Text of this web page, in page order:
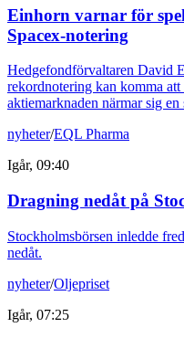
Einhorn varnar för
Spacex-notering
Hedgefondförvaltaren David
rekordnotering kan komma att
aktiemarknaden närmar sig
nyheter/EQL Pharma
Igår, 09:40
Dragning nedåt på
Stockholmsbörsen inledde
nedåt.
nyheter/Oljepriset
Igår, 07:25